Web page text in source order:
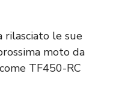
rilasciato le sue
moto da
TF450-RC